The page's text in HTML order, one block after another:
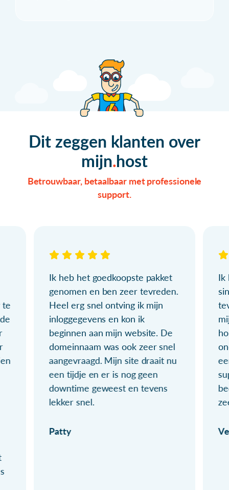
Dit zeggen klanten over
mijn host
Betrouwbaar, betaalbaar met professionele
support.
te
Ik heb het goedkoopste pakket
genomen en ben zeer tevreden.
Heel erg snel ontving ik mijn
inloggegevens en kon ik
beginnen aan mijn website. De
domeinnaam was ook zeer snel
aangevraagd. Mijn site draait nu
een tijdje en er is nog geen
downtime geweest en tevens
lekker snel.
Patty
Ik